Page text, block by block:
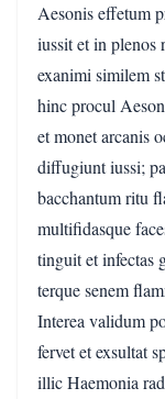
Aesonis effetum
iussit et in plenos
exanimi similem
hinc procul
et monet arcanis
diffugiunt iussi;
bacchantum ritu
multifidasque
tinguit et infectas
terque senem
Interea validum
fervet et exsultat
illic Haemonia